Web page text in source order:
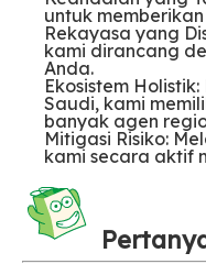
untuk
Rekayasa yang
kami dirancang
Anda.
Ekosistem
Saudi, kami
banyak agen
Mitigasi Risiko:
kami secara aktif